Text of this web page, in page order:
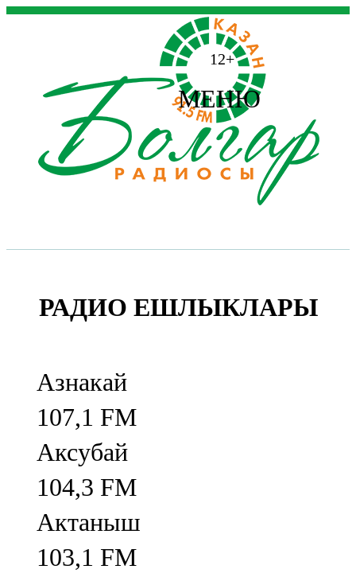
12+
МЕНЮ
РАДИО ЕШЛЫКЛАРЫ
Азнакай
107,1 FM
Аксубай
104,3 FM
Актаныш
103,1 FM